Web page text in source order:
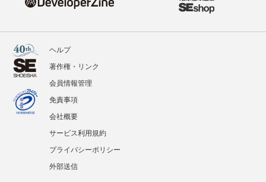
ヘルプ
著作権・リンク
会員情報管理
免責事項
会社概要
サービス利用規約
プライバシーポリシー
外部送信